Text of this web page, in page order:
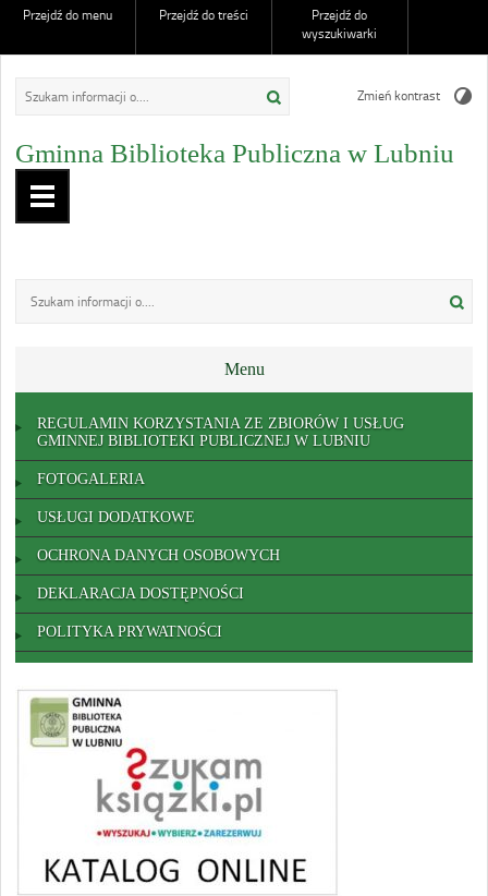
Przejdź do menu Przejdź do treści
Przejdź do
wyszukiwarki
Gminna Biblioteka Publiczna w Lubniu
Zmień kontrast
Menu
REGULAMIN KORZYSTANIA ZE ZBIORÓW I USŁUG
GMINNEJ BIBLIOTEKI PUBLICZNEJ W LUBNIU
FOTOGALERIA
USŁUGI DODATKOWE
OCHRONA DANYCH OSOBOWYCH
DEKLARACJA DOSTĘPNOŚCI
POLITYKA PRYWATNOŚCI